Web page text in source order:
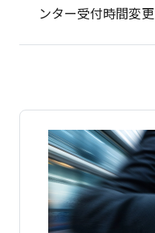
ンター受付時間変